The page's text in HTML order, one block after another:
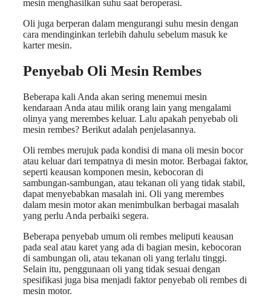
mesin menghasilkan suhu saat beroperasi.
Oli juga berperan dalam mengurangi suhu mesin dengan
cara mendinginkan terlebih dahulu sebelum masuk ke
karter mesin.
Penyebab Oli Mesin Rembes
Beberapa kali Anda akan sering menemui mesin
kendaraan Anda atau milik orang lain yang mengalami
olinya yang merembes keluar. Lalu apakah penyebab oli
mesin rembes? Berikut adalah penjelasannya.
Oli rembes merujuk pada kondisi di mana oli mesin bocor
atau keluar dari tempatnya di mesin motor. Berbagai faktor,
seperti keausan komponen mesin, kebocoran di
sambungan-sambungan, atau tekanan oli yang tidak stabil,
dapat menyebabkan masalah ini. Oli yang merembes
dalam mesin motor akan menimbulkan berbagai masalah
yang perlu Anda perbaiki segera.
Beberapa penyebab umum oli rembes meliputi keausan
pada seal atau karet yang ada di bagian mesin, kebocoran
di sambungan oli, atau tekanan oli yang terlalu tinggi.
Selain itu, penggunaan oli yang tidak sesuai dengan
spesifikasi juga bisa menjadi faktor penyebab oli rembes di
mesin motor.